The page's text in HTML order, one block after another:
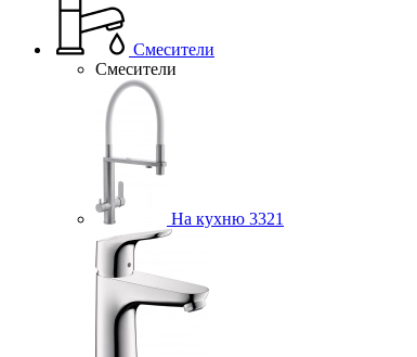
Смесители
Смесители
На кухню 3321